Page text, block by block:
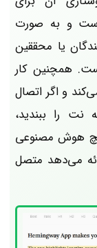
است و به صورت
یا محققین
همچنین کار
و اگر اتصال
را ببندید،
هوش مصنوعی
می‌دهد متصل